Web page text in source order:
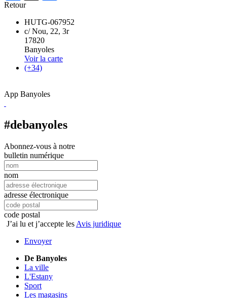
Retour
HUTG-067952
c/ Nou, 22, 3r
17820
Banyoles
Voir la carte
(+34)
App Banyoles
#debanyoles
Abonnez-vous à notre
bulletin numérique
nom
adresse électronique
code postal
J’ai lu et j’accepte les Avis juridique
Envoyer
De Banyoles
La ville
L'Estany
Sport
Les magasins